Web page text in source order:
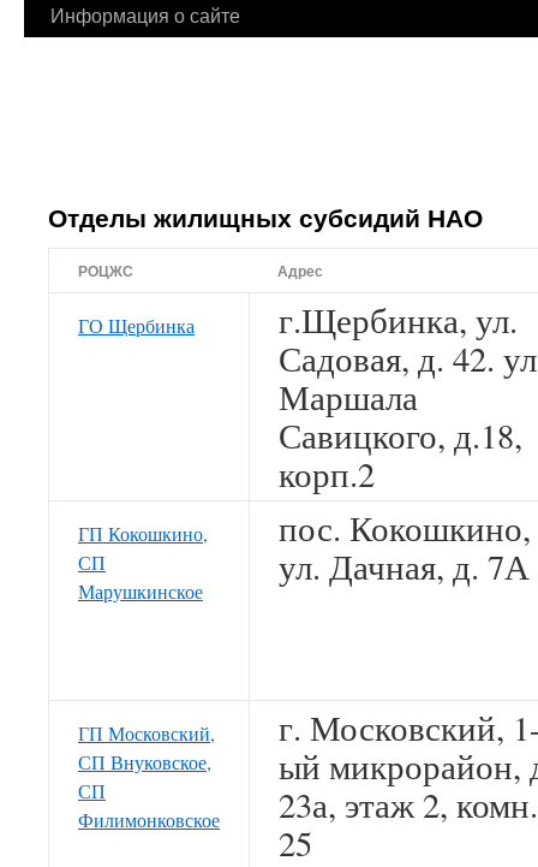
Информация о сайте
Отделы жилищных субсидий НАО
РОЦЖС Адрес
ГО Щербинка
г.Щербинка, ул.
Садовая, д. 42.
Маршала
Савицкого, д.18,
корп.2
ГП Кокошкино,
СП
Марушкинское
пос. Кокошкино,
ул. Дачная, д. 7А
ГП Московский,
СП Внуковское,
СП
Филимонковское
г. Московский,
ый микрорайон,
23а, этаж 2, комн.
25